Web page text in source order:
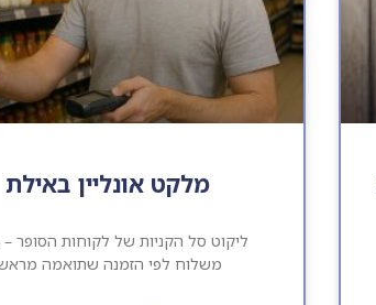
מלקט אונליין באילת
ליקוט סל הקניות של לקוחות הסופר –
משלוח לפי הזמנה שתואמה